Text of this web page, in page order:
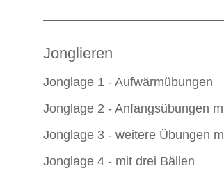
Jonglieren
Jonglage 1 - Aufwärmübungen
Jonglage 2 - Anfangsübungen
Jonglage 3 - weitere Übungen
Jonglage 4 - mit drei Bällen